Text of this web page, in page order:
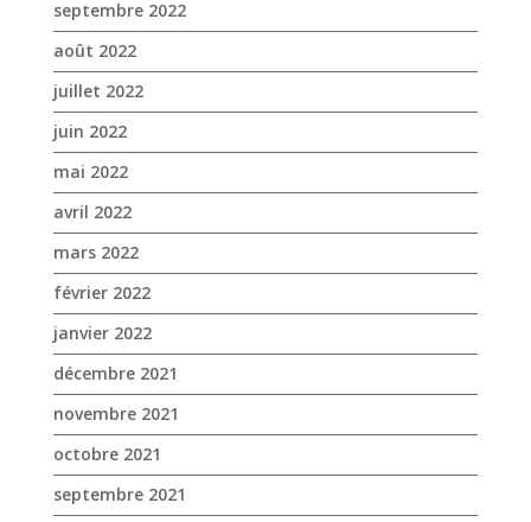
septembre 2022
août 2022
juillet 2022
juin 2022
mai 2022
avril 2022
mars 2022
février 2022
janvier 2022
décembre 2021
novembre 2021
octobre 2021
septembre 2021